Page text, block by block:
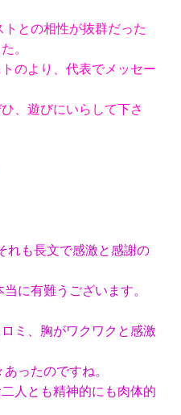
との相性が抜群だった
。
のより、代表でメッセー
、遊びにいらして下さ
れも長文で感激と感謝の
に有難うございます。
ミ、胸がワクワクと感激
ったのですね。
人とも精神的にも肉体的